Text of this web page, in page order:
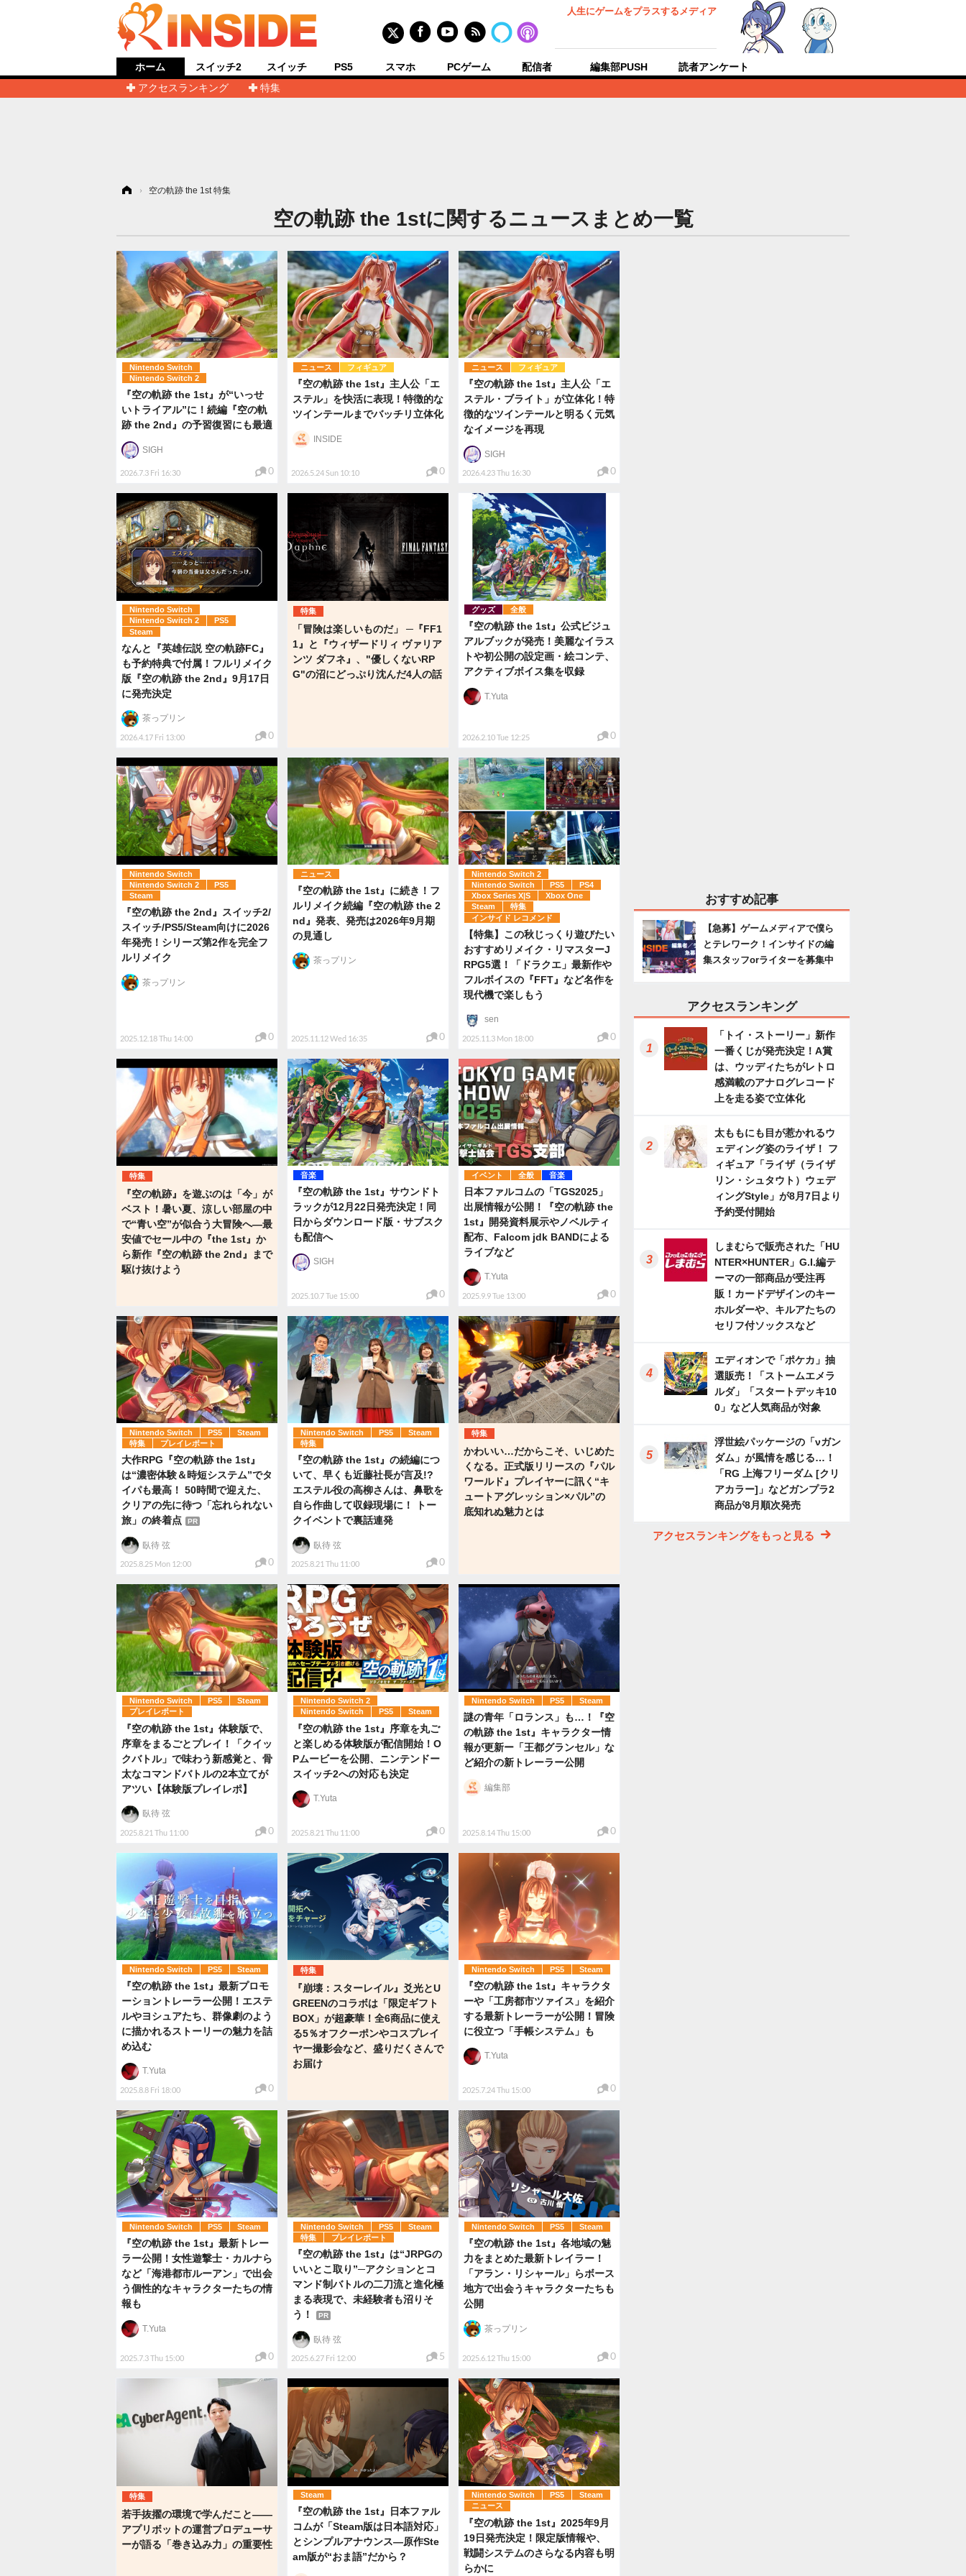
人生にゲームをプラスするメディア
ホーム
アクセスランキング
特集
スイッチ2 スイッチ PS5 スマホ PCゲーム 配信者 編集部PUSH 読者アンケート
› 空の軌跡 the 1st 特集
空の軌跡 the 1stに関するニュースまとめ一覧
Nintendo Switch
Nintendo Switch 2
『空の軌跡 the 1st』が“いっせ
いトライアル”に！続編『空の軌
跡 the 2nd』の予習復習にも最適
2026.7.3 Fri 16:30
SIGH
0
ニュース フィギュア
『空の軌跡 the 1st』主人公「エ
ステル」を快活に表現！特徴的な
ツインテールまでバッチリ立体化
2026.5.24 Sun 10:10
INSIDE
0
ニュース フィギュア
『空の軌跡 the 1st』主人公「エ
ステル・ブライト」が立体化！特
徴的なツインテールと明るく元気
なイメージを再現
2026.4.23 Thu 16:30
SIGH
0
Nintendo Switch
Nintendo Switch 2
PS5
Steam
なんと『英雄伝説 空の軌跡FC』
も予約特典で付属！フルリメイク
版『空の軌跡 the 2nd』9月17日
に発売決定
2026.4.17 Fri 13:00
茶っプリン
0
特集
「冒険は楽しいものだ」 ─『FF1
1』と『ウィザードリィ ヴァリア
ンツ ダフネ』、"優しくないRP
G"の沼にどっぷり沈んだ4人の話
グッズ 全般
『空の軌跡 the 1st』公式ビジュ
アルブックが発売！美麗なイラス
トや初公開の設定画・絵コンテ、
アクティブボイス集を収録
2026.2.10 Tue 12:25
T.Yuta
0
Nintendo Switch
Nintendo Switch 2
PS5
Steam
『空の軌跡 the 2nd』スイッチ2/
スイッチ/PS5/Steam向けに2026
年発売！シリーズ第2作を完全フ
ルリメイク
2025.12.18 Thu 14:00
茶っプリン
0
ニュース
『空の軌跡 the 1st』に続き！フ
ルリメイク続編『空の軌跡 the 2
nd』発表、発売は2026年9月期
の見通し
2025.11.12 Wed 16:35
茶っプリン
0
Nintendo Switch 2
Nintendo Switch
PS5
PS4
Xbox Series X|S
Xbox One
Steam
特集
インサイド レコメンド
【特集】この秋じっくり遊びたい
おすすめリメイク・リマスターJ
RPG5選！「ドラクエ」最新作や
フルボイスの『FFT』など名作を
現代機で楽しもう
2025.11.3 Mon 18:00
sen
0
特集
『空の軌跡』を遊ぶのは「今」が
ベスト！暑い夏、涼しい部屋の中
で“青い空”が似合う大冒険へ―最
安値でセール中の『the 1st』か
ら新作『空の軌跡 the 2nd』まで
駆け抜けよう
音楽
『空の軌跡 the 1st』サウンドト
ラックが12月22日発売決定！同
日からダウンロード版・サブスク
も配信へ
2025.10.7 Tue 15:00
SIGH
0
イベント 全般 音楽
日本ファルコムの「TGS2025」
出展情報が公開！『空の軌跡 the
1st』開発資料展示やノベルティ
配布、Falcom jdk BANDによる
ライブなど
2025.9.9 Tue 13:00
T.Yuta
0
Nintendo Switch PS5
Steam
特集
プレイレポート
大作RPG『空の軌跡 the 1st』
は“濃密体験＆時短システム”でタ
イパも最高！ 50時間で迎えた、
クリアの先に待つ「忘れられない
旅」の終着点
PR
2025.8.25 Mon 12:00
臥待 弦
0
Nintendo Switch PS5
Steam
特集
『空の軌跡 the 1st』の続編につ
いて、早くも近藤社長が言及!?
エステル役の高柳さんは、鼻歌を
自ら作曲して収録現場に！ トー
クイベントで裏話連発
2025.8.21 Thu 11:00
臥待 弦
0
特集
かわいい…だからこそ、いじめた
くなる。正式版リリースの『パル
ワールド』プレイヤーに訊く“キ
ュートアグレッション×パル”の
底知れぬ魅力とは
Nintendo Switch PS5
Steam
プレイレポート
『空の軌跡 the 1st』体験版で、
序章をまるごとプレイ！「クイッ
クバトル」で味わう新感覚と、骨
太なコマンドバトルの2本立てが
アツい【体験版プレイレポ】
2025.8.21 Thu 11:00
臥待 弦
0
Nintendo Switch 2
Nintendo Switch
PS5 Steam
『空の軌跡 the 1st』序章を丸ご
と楽しめる体験版が配信開始！O
Pムービーを公開、ニンテンドー
スイッチ2への対応も決定
2025.8.21 Thu 11:00
T.Yuta
0
Nintendo Switch PS5 Steam
謎の青年「ロランス」も…！『空
の軌跡 the 1st』キャラクター情
報が更新ー「王都グランセル」な
ど紹介の新トレーラー公開
2025.8.14 Thu 15:00
編集部
0
Nintendo Switch PS5 Steam
『空の軌跡 the 1st』最新プロモ
ーショントレーラー公開！エステ
ルやヨシュアたち、群像劇のよう
に描かれるストーリーの魅力を詰
め込む
2025.8.8 Fri 18:00
T.Yuta
0
特集
『崩壊：スターレイル』爻光とU
GREENのコラボは「限定ギフト
BOX」が超豪華！全6商品に使え
る5％オフクーポンやコスプレイ
ヤー撮影会など、盛りだくさんで
お届け
Nintendo Switch PS5 Steam
『空の軌跡 the 1st』キャラクタ
ーや「工房都市ツァイス」を紹介
する最新トレーラーが公開！冒険
に役立つ「手帳システム」も
2025.7.24 Thu 15:00
T.Yuta
0
Nintendo Switch PS5 Steam
『空の軌跡 the 1st』最新トレー
ラー公開！女性遊撃士・カルナら
など「海港都市ルーアン」で出会
う個性的なキャラクターたちの情
報も
2025.7.3 Thu 15:00
T.Yuta
0
Nintendo Switch PS5
Steam
特集
プレイレポート
『空の軌跡 the 1st』は“JRPGの
いいとこ取り”─アクションとコ
マンド制バトルの二刀流と進化極
まる表現で、未経験者も沼りそ
う！
PR
2025.6.27 Fri 12:00
臥待 弦
5
Nintendo Switch PS5 Steam
『空の軌跡 the 1st』各地域の魅
力をまとめた最新トレイラー！
「アラン・リシャール」らボース
地方で出会うキャラクターたちも
公開
2025.6.12 Thu 15:00
茶っプリン
0
特集
若手抜擢の環境で学んだこと――
アプリボットの運営プロデューサ
ーが語る「巻き込み力」の重要性
Steam
『空の軌跡 the 1st』日本ファル
コムが「Steam版は日本語対応」
とシンプルアナウンス―原作Ste
am版が“おま語”だから？
Nintendo Switch PS5
Steam
ニュース
『空の軌跡 the 1st』2025年9月
19日発売決定！限定版情報や、
戦闘システムのさらなる内容も明
らかに
おすすめ記事
【急募】ゲームメディアで僕ら
とテレワーク！インサイドの編
集スタッフorライターを募集中
アクセスランキング
「トイ・ストーリー」新作
一番くじが発売決定！A賞
は、ウッディたちがレトロ
感満載のアナログレコード
上を走る姿で立体化
太ももにも目が惹かれるウ
ェディング姿のライザ！ フ
ィギュア「ライザ（ライザ
リン・シュタウト）ウェデ
ィングStyle」が8月7日より
予約受付開始
しまむらで販売された「HU
NTER×HUNTER」G.I.編テ
ーマの一部商品が受注再
販！カードデザインのキー
ホルダーや、キルアたちの
セリフ付ソックスなど
エディオンで「ポケカ」抽
選販売！「ストームエメラ
ルダ」「スタートデッキ10
0」など人気商品が対象
浮世絵パッケージの「νガン
ダム」が風情を感じる…！
「RG 上海フリーダム [クリ
アカラー]」などガンプラ2
商品が8月順次発売
アクセスランキングをもっと見る